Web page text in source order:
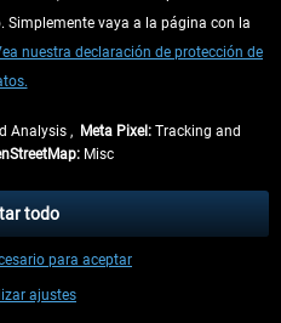
se describe lo contrario
Los plazos de envío para los
en lainformación de envío
Simplemente vaya a la página con la
nuestra declaración de protección de
Analysis , Meta Pixel: Tracking and
Misc
ajustes
para aceptar
todo